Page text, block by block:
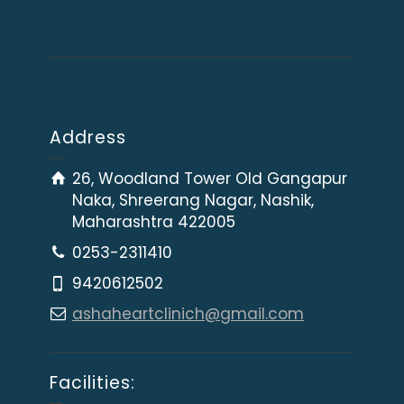
Address
26, Woodland Tower Old Gangapur
Naka, Shreerang Nagar, Nashik,
Maharashtra 422005
0253-2311410
9420612502
ashaheartclinich@gmail.com
Facilities: